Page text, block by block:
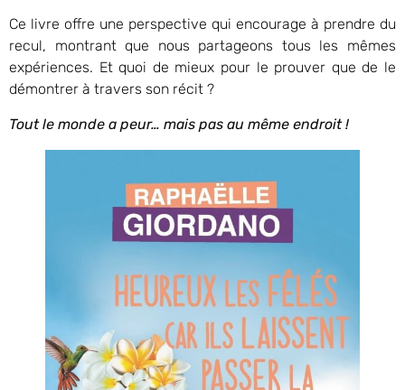
Ce livre offre une perspective qui encourage à prendre du
recul, montrant que nous partageons tous les mêmes
expériences. Et quoi de mieux pour le prouver que de le
démontrer à travers son récit ?
Tout le monde a peur… mais pas au même endroit !